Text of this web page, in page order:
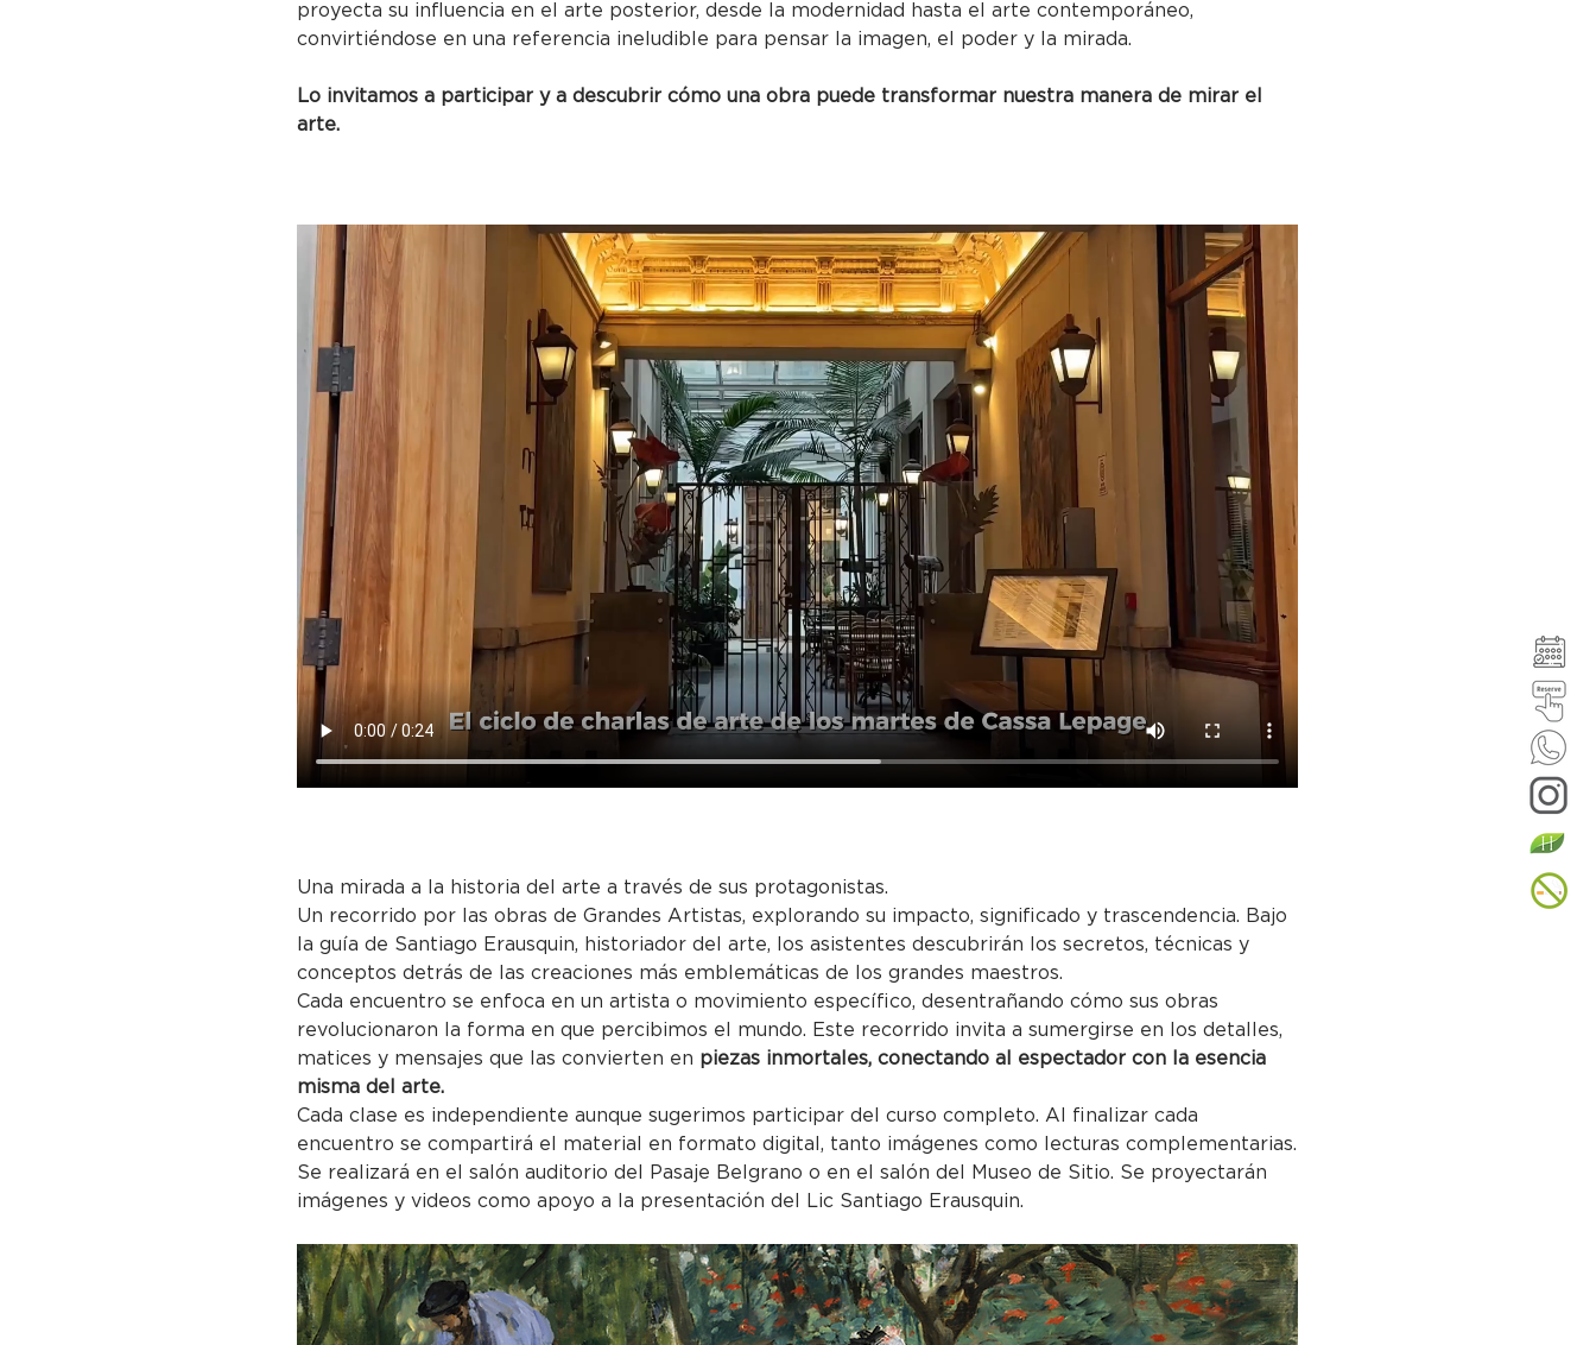
proyecta su influencia en el arte posterior, desde la modernidad hasta el arte contemporáneo,
convirtiéndose en una referencia ineludible para pensar la imagen, el poder y la mirada.
Lo invitamos a participar y a descubrir cómo una obra puede transformar nuestra manera de mirar el
arte.
Una mirada a la historia del arte a través de sus protagonistas.
Un recorrido por las obras de Grandes Artistas, explorando su impacto, significado y trascendencia. Bajo
la guía de Santiago Erausquin, historiador del arte, los asistentes descubrirán los secretos, técnicas y
conceptos detrás de las creaciones más emblemáticas de los grandes maestros.
Cada encuentro se enfoca en un artista o movimiento específico, desentrañando cómo sus obras
revolucionaron la forma en que percibimos el mundo. Este recorrido invita a sumergirse en los detalles,
matices y mensajes que las convierten en piezas inmortales, conectando al espectador con la esencia
misma del arte.
Cada clase es independiente aunque sugerimos participar del curso completo. Al finalizar cada
encuentro se compartirá el material en formato digital, tanto imágenes como lecturas complementarias.
Se realizará en el salón auditorio del Pasaje Belgrano o en el salón del Museo de Sitio. Se proyectarán
imágenes y videos como apoyo a la presentación del Lic Santiago Erausquin.